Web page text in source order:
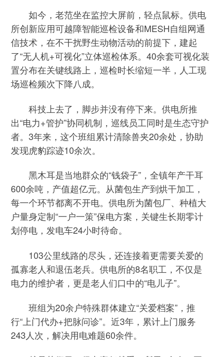
如今，老范坐在监控大屏前，轻点鼠标。供电
所创新应用可越障智能巡检设备和MESH自组网通
信技术，在不干扰野生动物活动的前提下，建起
了“无人机+可视化”立体巡检体系。40余套可视化装
置分布在关键线路上，巡检时长缩短一半，人工现
场巡检频次下降八成。
科技上去了，脚步并没有停下来。供电所推
出“电力+管护”协同机制，巡线员工同时是生态守护
者。3年来，这个班组累计清除兽夹20余处，协助
发现虎豹踪迹10余次。
黑木耳是当地群众的“钱袋子”，全镇年产干耳
600余吨，产值超亿元。从菌包生产到烘干加工，
每一个环节都离不开电。供电所为菌包厂、种植大
户量身定制“一户一策”保电方案，关键生长期零计
划停电，发电车24小时待命。
103公里线路的尽头，还连接着更需要关爱的
孤寡老人和退伍老兵。供电所的8名职工，不仅是
电力的维护者，更是老人们口中的“电儿子”。
班组为20余户特殊群体建立“关爱档案”，推
行“上门代办+把脉问诊”。近3年，累计上门服务
243人次，解决用电难题60余件。